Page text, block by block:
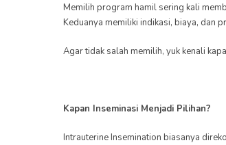
Memilih program hamil sering kali
Keduanya memiliki indikasi, biaya, dan
Agar tidak salah memilih, yuk kenali
Kapan Inseminasi Menjadi Pilihan?
Intrauterine Insemination biasanya